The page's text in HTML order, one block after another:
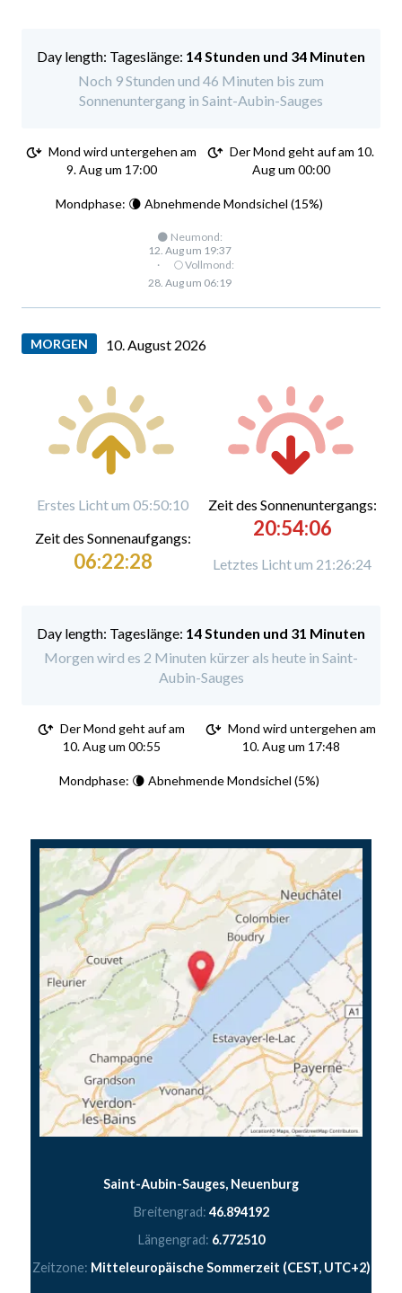
Tageslänge: 14 Stunden und 34 Minuten
Noch 9 Stunden und 46 Minuten bis zum
Sonnenuntergang in Saint-Aubin-Sauges
Mond wird untergehen am
9. Aug um 17:00
Der Mond geht auf am 10.
Aug um 00:00
Mondphase: 🌘 Abnehmende Mondsichel (15%)
🌑 Neumond:
12. Aug um 19:37
·
🌕 Vollmond:
28. Aug um 06:19
MORGEN 10. August 2026
Erstes Licht um 05:50:10
Zeit des Sonnenaufgangs:
06:22:28
Zeit des Sonnenuntergangs:
20:54:06
Letztes Licht um 21:26:24
Tageslänge: 14 Stunden und 31 Minuten
Morgen wird es 2 Minuten kürzer als heute in Saint-
Aubin-Sauges
Der Mond geht auf am
10. Aug um 00:55
Mond wird untergehen am
10. Aug um 17:48
Mondphase: 🌘 Abnehmende Mondsichel (5%)
Saint-Aubin-Sauges, Neuenburg
Breitengrad: 46.894192
Längengrad: 6.772510
Zeitzone: Mitteleuropäische Sommerzeit (CEST, UTC+2)